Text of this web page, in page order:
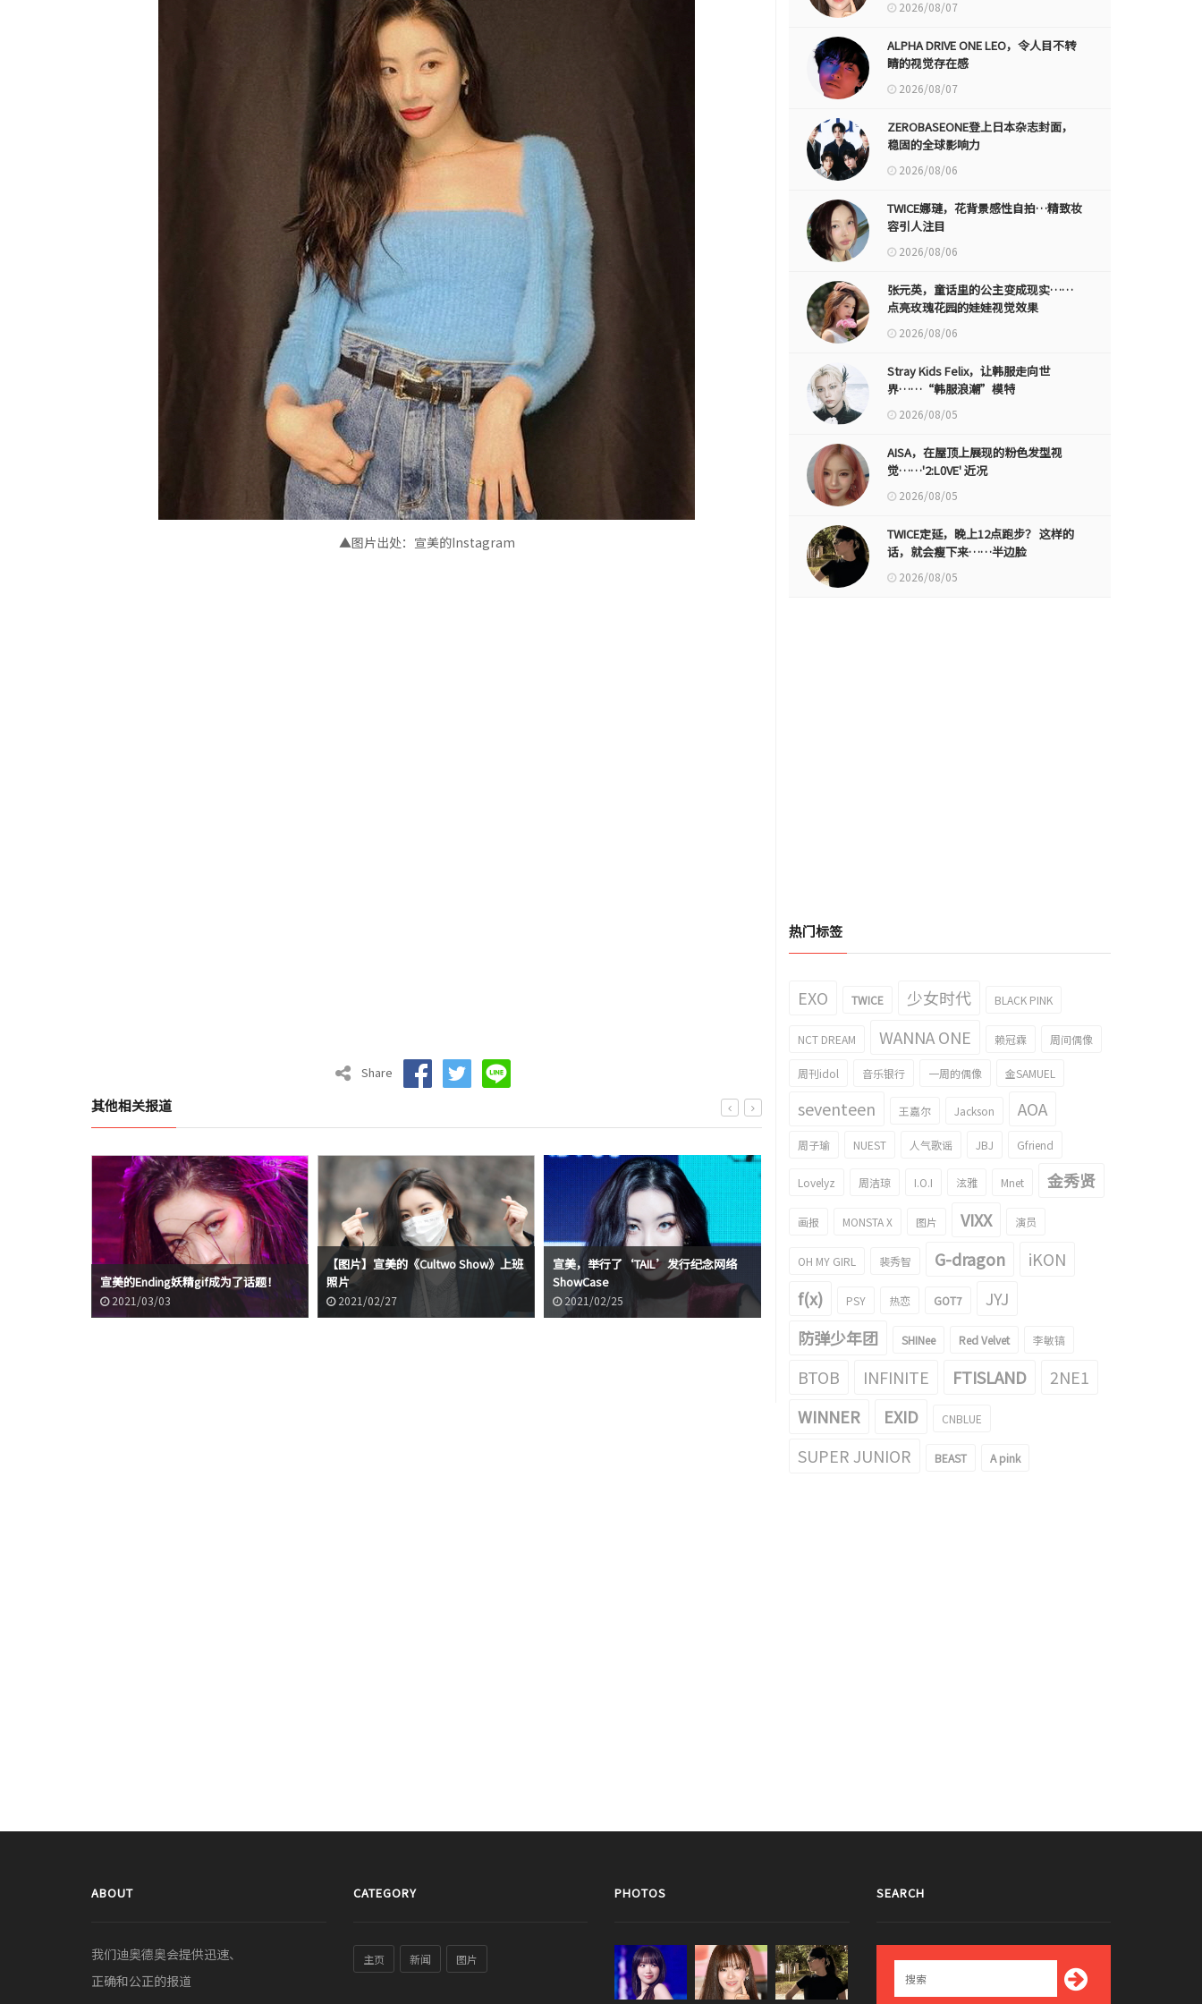
▲图片出处：宣美的Instagram
Share
其他相关报道
宣美的Ending妖精gif成为了话题！
2021/03/03
【图片】宣美的《Cultwo Show》上班
照片
2021/02/27
宣美，举行了‘TAIL’发行纪念网络
ShowCase
2021/02/25 2021/02/20
宣美，神话里女神美貌…公开
2026/08/07
ALPHA DRIVE ONE LEO，令人目不转
睛的视觉存在感
2026/08/07
ZEROBASEONE登上日本杂志封面，
稳固的全球影响力
2026/08/06
TWICE娜璉，花背景感性自拍…精致妆
容引人注目
2026/08/06
张元英，童话里的公主变成现实……
点亮玫瑰花园的娃娃视觉效果
2026/08/06
Stray Kids Felix，让韩服走向世
界……“韩服浪潮”模特
2026/08/05
AISA，在屋顶上展现的粉色发型视
觉……'2:L0VE' 近况
2026/08/05
TWICE定延，晚上12点跑步？ 这样的
话，就会瘦下来……半边脸
2026/08/05
热门标签
EXO TWICE 少女时代 BLACK PINK
NCT DREAM WANNA ONE 赖冠霖 周间偶像
周刊idol 音乐银行 一周的偶像 金SAMUEL
seventeen 王嘉尔 Jackson AOA
周子瑜 NUEST 人气歌谣 JBJ Gfriend
Lovelyz 周洁琼 I.O.I 泫雅 Mnet 金秀贤
画报 MONSTA X 图片 VIXX 演员
OH MY GIRL 裴秀智 G-dragon
iKON
f(x)
PSY 热恋 GOT7
JYJ
防弹少年团
SHINee Red Velvet 李敏镐
BTOB INFINITE FTISLAND
2NE1
WINNER
EXID CNBLUE
SUPER JUNIOR BEAST A pink
ABOUT
我们迪奥德奥会提供迅速、
正确和公正的报道
CATEGORY
主页 新闻 图片
PHOTOS SEARCH